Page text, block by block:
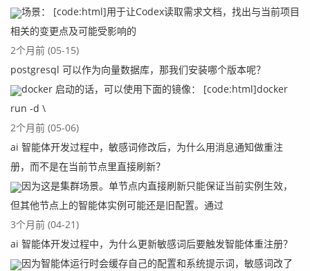
场景： [code:html]用于让Codex读取需求文档，找出与当前项目
相关的变更点及可能受影响的
2个月前 (05-15)
postgresql 可以作为向量数据库，那我们安装哪个版本呢？
docker 启动的话，可以使用下面的镜像： [code:html]docker
run -d \
2个月前 (05-06)
ai 智能体开发过程中，敏感词修改后，为什么用消息通知做重注
册，而不是在当前节点里直接刷新？
因为这是集群场景。单节点内直接刷新只能保证当前实例生效，
但其他节点上的智能体实例可能还是旧配置。通过
3个月前 (04-21)
ai 智能体开发过程中，为什么更新敏感词后要触发智能体重注册？
因为智能体运行时会缓存自己的配置和系统提示词，敏感词改了